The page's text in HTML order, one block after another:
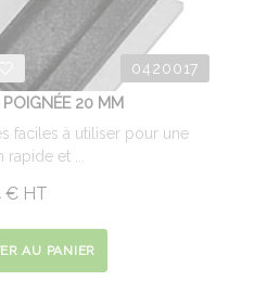
0420017
20 MM
faciles à utiliser pour une
et ...
€ HT
AU PANIER